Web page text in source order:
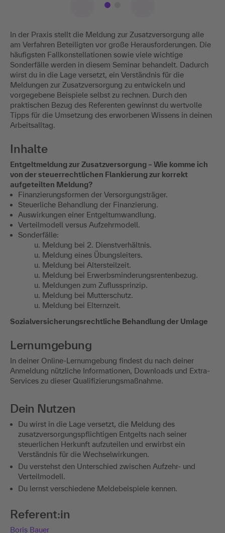
In der Praxis stellt die Meldung zur Zusatzversorgung alle
am Verfahren Beteiligten vor große Herausforderungen. Die
häufigsten Fallkonstellationen sowie viele wichtige
Sonderfälle werden in diesem Seminar behandelt. Dadurch
wirst du in die Lage versetzt, ein Verständnis für die
Meldungen zur Zusatzversorgung zu entwickeln und
vorgegebene Beispiele selbst zu rechnen. Durch den
praktischen Bezug des Referenten gewinnst du wertvolle
Tipps für die Umsetzung des erworbenen Wissens in deinen
Arbeitsalltag.
Inhalte
Entgeltmeldung zur Zusatzversorgung – Wie komme ich
von der steuerrechtlichen Flankierung zur korrekt
aufgeteilten Meldung?
Finanzierungsformen der Versorgungsträger.
Steuerliche Behandlung der Finanzierung.
Auswirkungen einer Entgeltumwandlung.
Verteilmodell versus Aufzehrmodell.
Sonderfälle:
Meldung bei 2. Dienstverhältnis.
Meldung eines Übungsleiters.
Meldung bei Altersteilzeit.
Meldung bei Erwerbsminderungsrentenbezug.
Meldungen zum Zuflussprinzip.
Meldung bei Mutterschutz.
Meldung bei Elternzeit.
Sozialversicherungsrechtliche Behandlung der Umlage
Lernumgebung
In deiner Online-Lernumgebung findest du nach deiner
Anmeldung nützliche Informationen, Downloads und Extra-
Services zu dieser Qualifizierungsmaßnahme.
Dein Nutzen
Du wirst in die Lage versetzt, die Meldung des
zusatzversorgungspflichtigen Entgelts nach seiner
steuerlichen Herkunft aufzuteilen und erwirbst ein
Verständnis für die Wechselwirkungen.
Du verstehst den Unterschied zwischen Aufzehr- und
Verteilmodell.
Du lernst verschiedene Meldebeispiele kennen.
Referent:in
Boris Bauer